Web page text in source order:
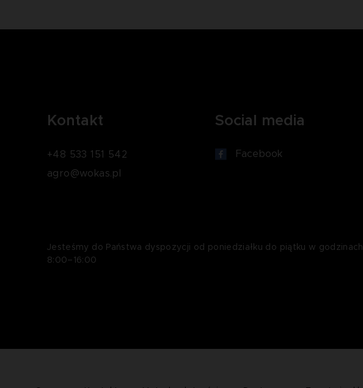
Kontakt
+48 533 151 542
agro@wokas.pl
Social media
Facebook
Jesteśmy do Państwa dyspozycji od poniedziałku do piątku w godzinach
8:00–16:00